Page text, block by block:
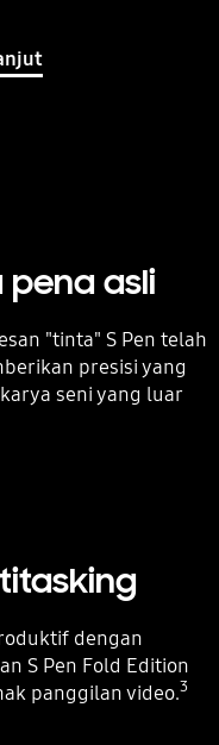
pena asli
"tinta" S Pen telah
presisi yang
seni yang luar
dengan
S Pen Fold Edition
panggilan video.3